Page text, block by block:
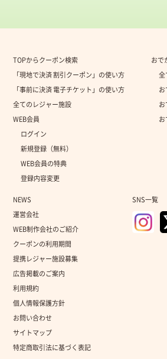
TOPからクーポン検索
「現地で決済 割引クーポン」の使い方
「事前に決済 電子チケット」の使い方
全てのレジャー施設
WEB会員
ログイン
新規登録（無料）
WEB会員の特典
登録内容変更
おで
全
お
お
NEWS
運営会社
WEB制作会社のご紹介
クーポンの利用期間
提携レジャー施設募集
広告掲載のご案内
利用規約
個人情報保護方針
お問い合わせ
サイトマップ
特定商取引法に基づく表記
SNS一覧